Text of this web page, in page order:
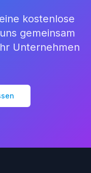
kostenlose
gemeinsam
Unternehmen